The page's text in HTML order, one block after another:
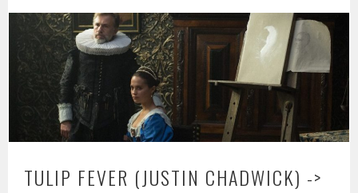
TULIP FEVER (JUSTIN CHADWICK) ->